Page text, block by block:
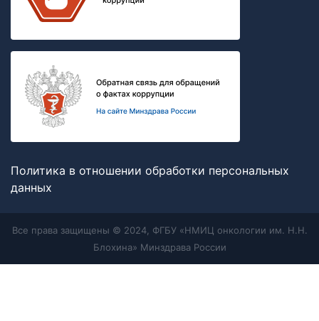
Политика в отношении обработки персональных
данных
Все права защищены © 2024, ФГБУ «НМИЦ онкологии им. Н.Н.
Блохина» Минздрава России